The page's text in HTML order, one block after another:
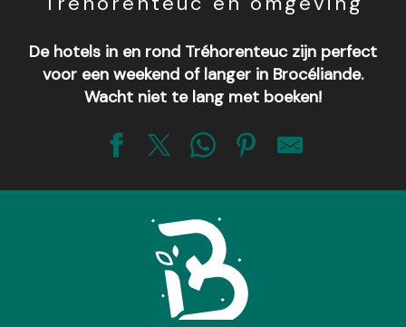
De hotels in en rond Tréhorenteuc zijn perfect
voor een weekend of langer in Brocéliande.
Wacht niet te lang met boeken!